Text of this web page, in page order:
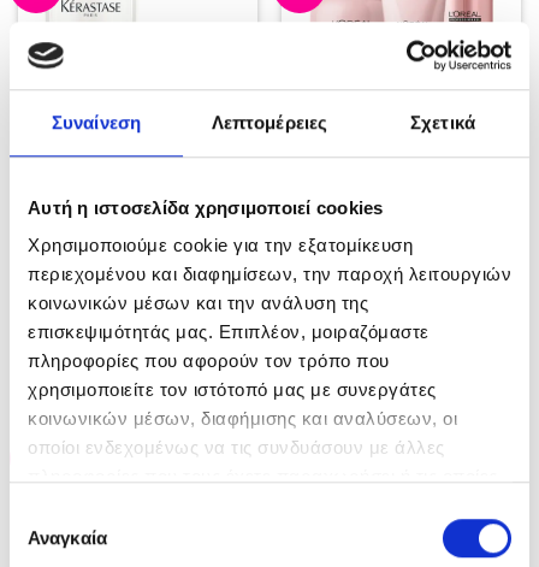
Συναίνεση Λεπτομέρειες Σχετικά
Αυτή η ιστοσελίδα χρησιμοποιεί cookies
Χρησιμοποιούμε cookie για την εξατομίκευση
περιεχομένου και διαφημίσεων, την παροχή λειτουργιών
κοινωνικών μέσων και την ανάλυση της
επισκεψιμότητάς μας. Επιπλέον, μοιραζόμαστε
πληροφορίες που αφορούν τον τρόπο που
χρησιμοποιείτε τον ιστότοπό μας με συνεργάτες
κοινωνικών μέσων, διαφήμισης και αναλύσεων, οι
οποίοι ενδεχομένως να τις συνδυάσουν με άλλες
των υπηρεσιών τους.
συγκατάθεσης
Αναγκαία
(Bain Satin Riche 250ml +
200ml)
€72.40 Original
price
was:
€72.40.
€ 54.30
τρέχουσα
τιμή
είναι:
€54.30.
ΠΡΟΣΘΉΚΗ ΣΤΟ ΚΑΛΆΘΙ
Expert Vitamino Color Set
Conditioner 200ml + 10-1
190ml)
€62.60
was:
€62.60.
ΠΡΟΣΘΉΚΗ ΣΤΟ ΚΑΛΆΘΙ
-25% -30%